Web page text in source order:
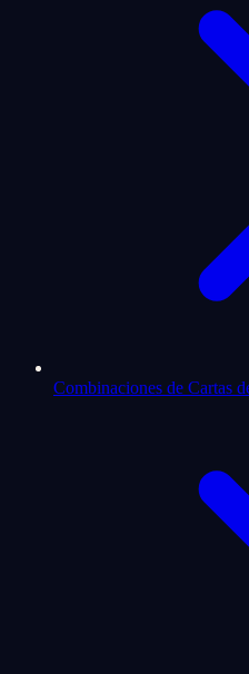
Combinaciones de Cartas